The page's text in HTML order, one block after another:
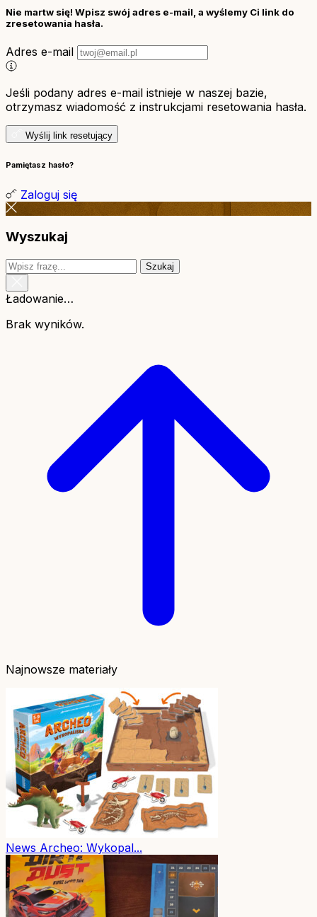
Nie martw się! Wpisz swój adres e-mail, a wyślemy Ci link do
zresetowania hasła.
Adres e-mail
Jeśli podany adres e-mail istnieje w naszej bazie,
otrzymasz wiadomość z instrukcjami resetowania hasła.
Wyślij link resetujący
Pamiętasz hasło?
Zaloguj się
Wyszukaj
Szukaj
Ładowanie…
Brak wyników.
Najnowsze materiały
News Archeo: Wykopal...